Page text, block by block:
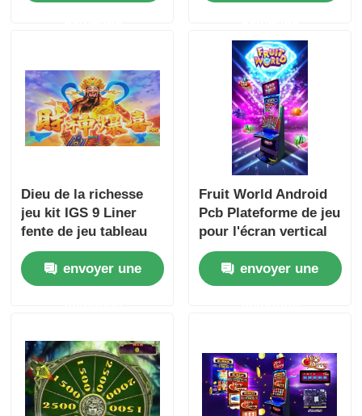
Dieu de la richesse
jeu kit IGS 9 Liner
fente de jeu tableau
pour écran horizontal
envoyer une
Fruit World Android
Pcb Plateforme de jeu
pour l'écran vertical
envoyer une